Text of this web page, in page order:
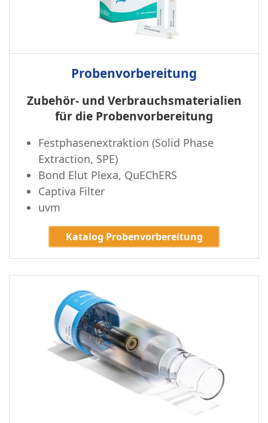
Probenvorbereitung
Zubehör- und Verbrauchsmaterialien
für die Probenvorbereitung
Festphasenextraktion (Solid Phase
Extraction, SPE)
Bond Elut Plexa, QuEChERS
Captiva Filter
uvm
Katalog Probenvorbereitung